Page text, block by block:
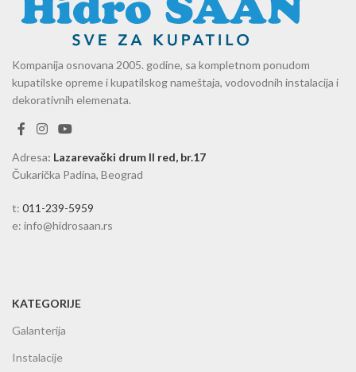
Kompanija osnovana 2005. godine, sa kompletnom ponudom
kupatilske opreme i kupatilskog nameštaja, vodovodnih instalacija i
dekorativnih elemenata.
Adresa: Lazarevački drum II red, br.17
Čukarička Padina, Beograd
t: 011-239-5959
e: info@hidrosaan.rs
KATEGORIJE
Galanterija
Instalacije